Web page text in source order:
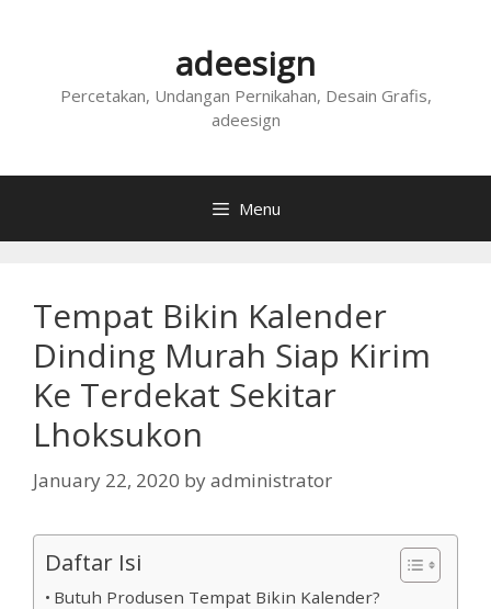
adeesign
Percetakan, Undangan Pernikahan, Desain Grafis,
adeesign
Menu
Tempat Bikin Kalender
Dinding Murah Siap Kirim
Ke Terdekat Sekitar
Lhoksukon
January 22, 2020 byadministrator
Daftar Isi
Butuh Produsen Tempat Bikin Kalender?